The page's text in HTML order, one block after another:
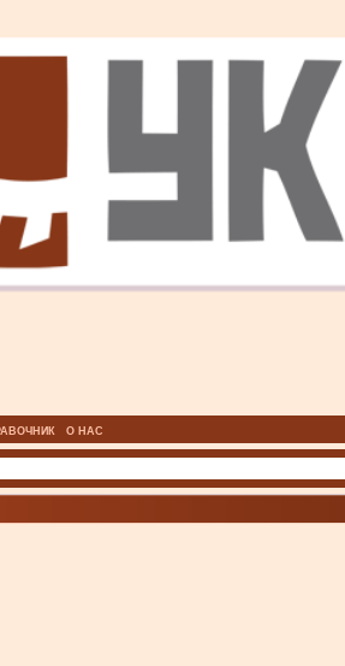
О НАС